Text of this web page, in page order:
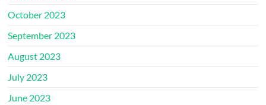
October 2023
September 2023
August 2023
July 2023
June 2023